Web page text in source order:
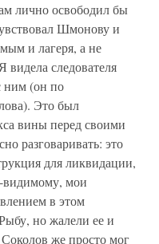
лично освободил бы
Шмонову и
и лагеря, а не
следователя
ним (он по
Это был
вины перед своими
разговаривать: это
для ликвидации,
видимому, мои
в этом
но жалели ее и
Соколов же просто мог